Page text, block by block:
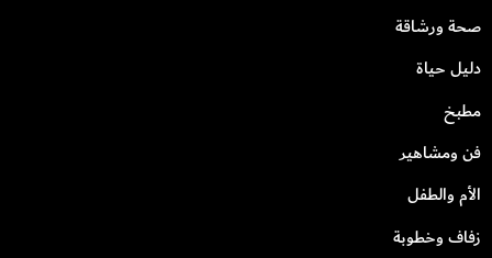
صحة ورشاقة
دليل حياة
مطبخ
فن ومشاهير
الأم والطفل
زفاف وخطوبة